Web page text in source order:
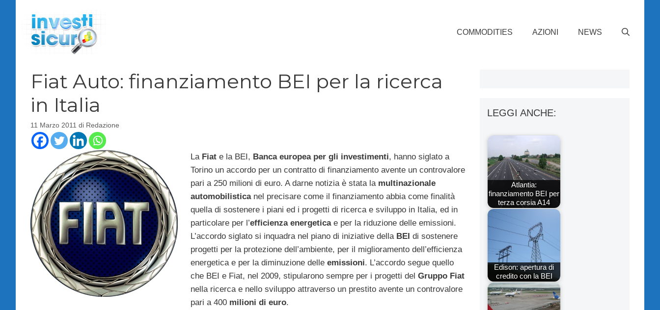
contenuto
COMMODITIES AZIONI NEWS
Fiat Auto: finanziamento BEI per la ricerca
in Italia
11 Marzo 2011 di Redazione
La Fiate la BEI, Banca europea per gli investimenti, hanno siglato a
Torino un accordo per un contratto di finanziamento avente un controvalore
pari a 250 milioni di euro. A darne notizia è stata la multinazionale
automobilisticanel precisare come il finanziamento abbia come finalità
quella di sostenere i piani ed i progetti di ricerca e sviluppo in Italia, ed in
particolare per l’efficienza energetica e per la riduzione delle emissioni.
L’accordo siglato si inquadra nel piano di iniziative della BEI di sostenere
progetti per la protezione dell’ambiente, per il miglioramento dell’efficienza
energetica e per la diminuzione delle emissioni. L’accordo segue quello
che BEI e Fiat, nel 2009, stipularono sempre per i progetti del Gruppo Fiat
nella ricerca e nello sviluppo attraverso un prestito avente un controvalore
pari a 400 milioni di euro.
LEGGI ANCHE:
Atlantia:
finanziamento BEI per
terza corsia A14
Edison: apertura di
credito con la BEI